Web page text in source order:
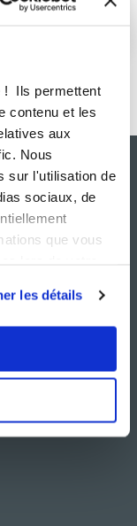
! Ils permettent
contenu et les
aux
Nous
sur l'utilisation de
sociaux, de
que vous
les détails
Cookies